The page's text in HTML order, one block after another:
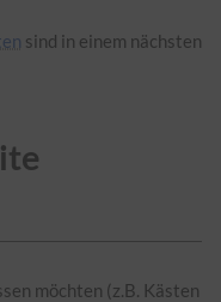
sind in einem nächsten
möchten (z.B. Kästen